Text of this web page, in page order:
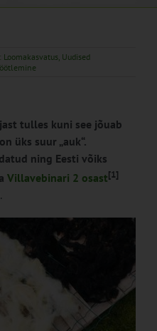
Loomakasvatus, Uudised
tulles kuni see jõuab
üks suur „auk“.
ning Eesti võiks
Villavebinari 2 osast[1]
.